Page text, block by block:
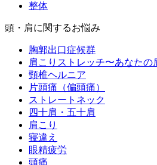
整体
頭・肩に関するお悩み
胸郭出口症候群
肩こりストレッチ〜あなたの
頸椎ヘルニア
片頭痛（偏頭痛）
ストレートネック
四十肩・五十肩
肩こり
寝違え
眼精疲労
頭痛